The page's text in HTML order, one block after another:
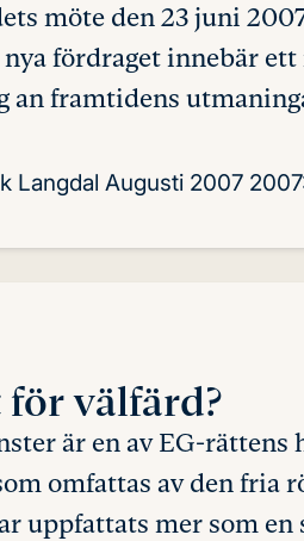
möte den 23 juni
fördraget innebär
an framtidens
Langdal Augusti 2007
för välfärd?
är en av EG-rättens
omfattas av den fria
uppfattats mer som